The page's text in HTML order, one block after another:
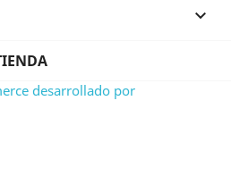

desarrollado por